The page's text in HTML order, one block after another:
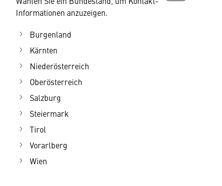
Informationen anzuzeigen.
Burgenland
Kärnten
Niederösterreich
Oberösterreich
Salzburg
Steiermark
Tirol
Vorarlberg
Wien